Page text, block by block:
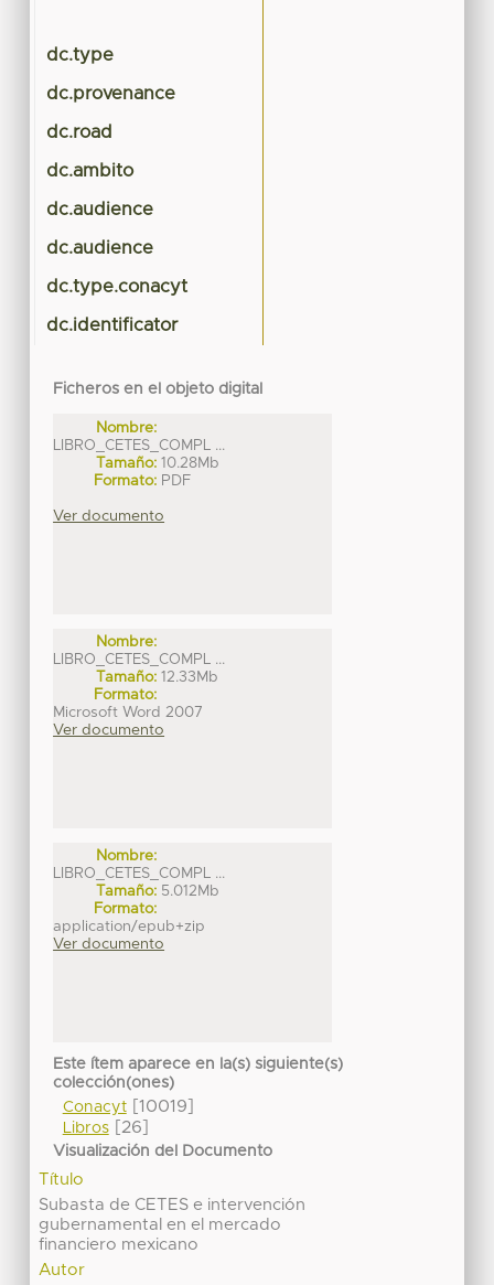
dc.type
dc.provenance
dc.road
dc.ambito
dc.audience
dc.audience
dc.type.conacyt
dc.identificator
Ficheros en el objeto digital
Nombre:
LIBRO_CETES_COMPL ...
Tamaño: 10.28Mb
Formato: PDF
Ver documento
Nombre:
LIBRO_CETES_COMPL ...
Tamaño: 12.33Mb
Formato:
Microsoft Word 2007
Ver documento
Nombre:
LIBRO_CETES_COMPL ...
Tamaño: 5.012Mb
Formato:
application/epub+zip
Ver documento
Este ítem aparece en la(s) siguiente(s)
colección(ones)
Conacyt[10019]
Libros[26]
Visualización del Documento
Título
Subasta de CETES e intervención
gubernamental en el mercado
financiero mexicano
Autor